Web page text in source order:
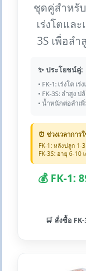
ชุดคู่สำหรับ
เร่งโตแล
3S เพื่อลำ
✨ ประโยชน์คู่:
• FK-1: เร่งโต เ
• FK-3S: ลำสูง ป
• น้ำหนักต่อลำเ
⏰ ช่วงเวลาการ
FK-1: หลังปลูก 1-
FK-3S: อายุ 6-10
💰 FK-1:
🛒 สั่งซื้อ FK-